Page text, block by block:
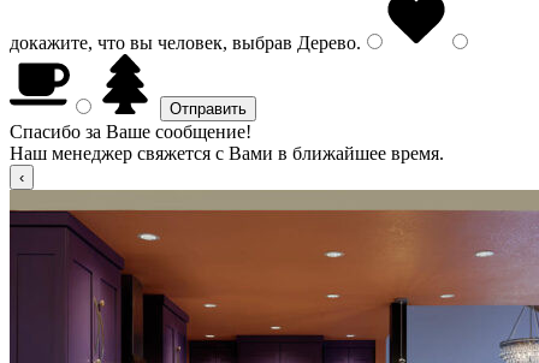
докажите, что вы человек, выбрав Дерево.
Спасибо за Ваше сообщение!
Наш менеджер свяжется с Вами в ближайшее время.